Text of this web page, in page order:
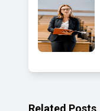
Related Posts